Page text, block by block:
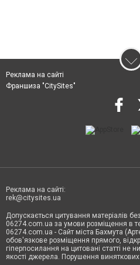
Реклама на сайті
Франшиза "CitySites"
Реклама на сайті:
rek@citysites.ua
Допускається цитування матеріалів
06274.com.ua за умови розміщення в
06274.com.ua - Сайт міста Бахмута
обов'язкове розміщення прямого,
гіперпосилання на цитовані статті не
якості джерела. Порушення